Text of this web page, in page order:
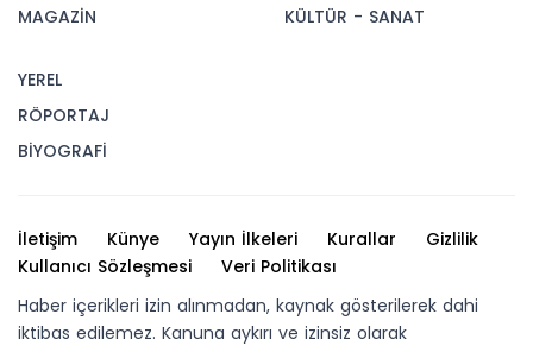
MAGAZİN
KÜLTÜR - SANAT
YEREL
RÖPORTAJ
BİYOGRAFİ
İletişim Künye Yayın İlkeleri Kurallar
Gizlilik
Kullanıcı Sözleşmesi
Veri Politikası
Haber içerikleri izin alınmadan, kaynak gösterilerek dahi
iktibas edilemez. Kanuna aykırı ve izinsiz olarak